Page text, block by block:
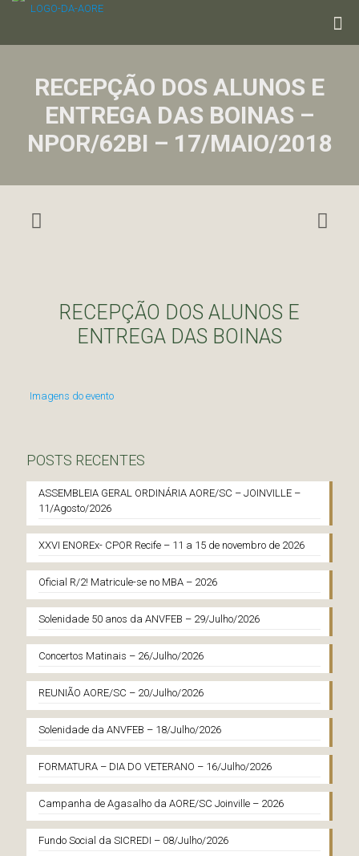
RECEPÇÃO DOS ALUNOS E
ENTREGA DAS BOINAS –
NPOR/62BI – 17/MAIO/2018
RECEPÇÃO DOS ALUNOS E
ENTREGA DAS BOINAS
Imagens do evento
POSTS RECENTES
ASSEMBLEIA GERAL ORDINÁRIA AORE/SC – JOINVILLE –
11/Agosto/2026
XXVI ENOREx- CPOR Recife – 11 a 15 de novembro de 2026
Oficial R/2! Matricule-se no MBA – 2026
Solenidade 50 anos da ANVFEB – 29/Julho/2026
Concertos Matinais – 26/Julho/2026
REUNIÃO AORE/SC – 20/Julho/2026
Solenidade da ANVFEB – 18/Julho/2026
FORMATURA – DIA DO VETERANO – 16/Julho/2026
Campanha de Agasalho da AORE/SC Joinville – 2026
Fundo Social da SICREDI – 08/Julho/2026